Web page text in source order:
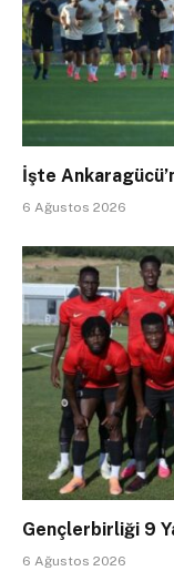
İşte
6 Ağustos 2026
Gençlerbirliği 9
6 Ağustos 2026